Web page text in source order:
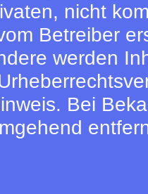
nicht
Betreiber
werden
Bei